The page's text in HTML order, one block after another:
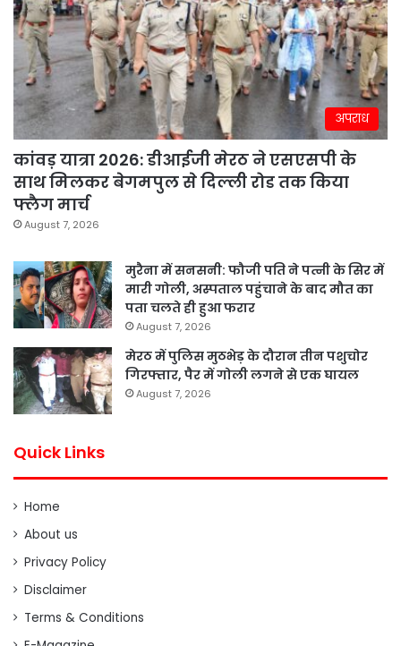
अपराध
कांवड़ यात्रा 2026: डीआईजी मेरठ ने एसएसपी के
साथ मिलकर बेगमपुल से दिल्ली रोड तक किया
फ्लैग मार्च
August 7, 2026
मुरैना में सनसनी: फौजी पति ने पत्नी के सिर में
मारी गोली, अस्पताल पहुंचाने के बाद मौत का
पता चलते ही हुआ फरार
August 7, 2026
मेरठ में पुलिस मुठभेड़ के दौरान तीन पशुचोर
गिरफ्तार, पैर में गोली लगने से एक घायल
August 7, 2026
Quick Links
Home
About us
Privacy Policy
Disclaimer
Terms & Conditions